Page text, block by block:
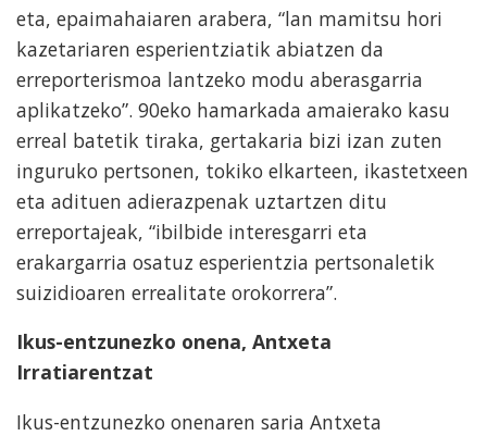
eta, epaimahaiaren arabera, “lan mamitsu hori
kazetariaren esperientziatik abiatzen da
erreporterismoa lantzeko modu aberasgarria
aplikatzeko”. 90eko hamarkada amaierako kasu
erreal batetik tiraka, gertakaria bizi izan zuten
inguruko pertsonen, tokiko elkarteen, ikastetxeen
eta adituen adierazpenak uztartzen ditu
erreportajeak, “ibilbide interesgarri eta
erakargarria osatuz esperientzia pertsonaletik
suizidioaren errealitate orokorrera”.
Ikus-entzunezko onena, Antxeta
Irratiarentzat
Ikus-entzunezko onenaren saria Antxeta